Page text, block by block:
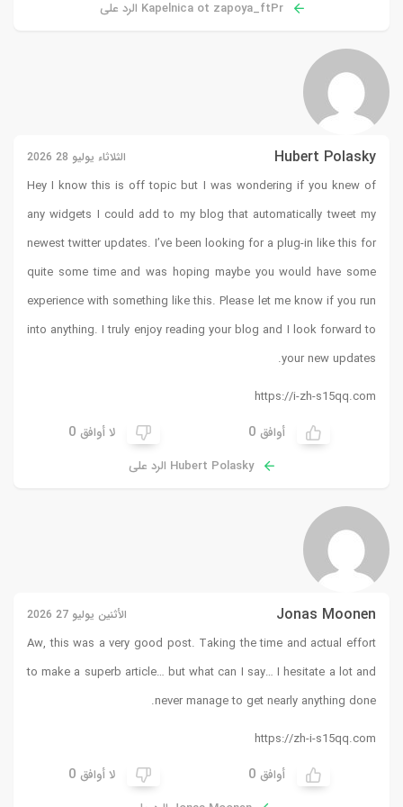
الثلاثاء يوليو 28 2026
Hey I know this is off topic
any widgets I could add to
newest twitter updates. I’ve
quite some time and was
experience with something
into anything. I truly enjoy
لا أوافق 0
الأثنين يوليو 27 2026
Aw, this was a very good
to make a superb article…
لا أوافق 0